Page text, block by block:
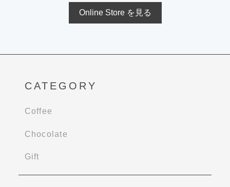
Online Store を見る
CATEGORY
Coffee
Chocolate
Gift